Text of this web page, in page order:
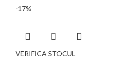
-17%
VERIFICA STOCUL